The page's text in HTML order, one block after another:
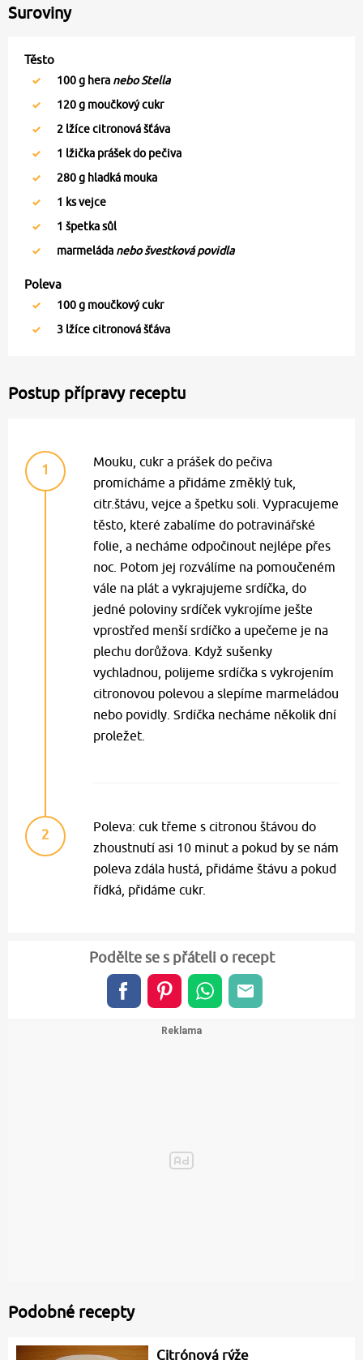
Suroviny
Těsto
100g hera nebo Stella
120g moučkový cukr
2 lžíce citronová šťáva
1 lžička prášek do pečiva
280g hladká mouka
1 ks vejce
1 špetka sůl
marmeláda nebo švestková povidla
Poleva
100g moučkový cukr
3 lžíce citronová šťáva
Postup přípravy receptu
1
Mouku, cukr a prášek do pečiva
promícháme a přidáme změklý tuk,
citr.štávu, vejce a špetku soli. Vypracujeme
těsto, které zabalíme do potravinářské
folie, a necháme odpočinout nejlépe přes
noc. Potom jej rozválíme na pomoučeném
vále na plát a vykrajujeme srdíčka, do
jedné poloviny srdíček vykrojíme ješte
vprostřed menší srdíčko a upečeme je na
plechu dorůžova. Když sušenky
vychladnou, polijeme srdíčka s vykrojením
citronovou polevou a slepíme marmeládou
nebo povidly. Srdíčka necháme několik dní
proležet.
2
Poleva: cuk třeme s citronou štávou do
zhoustnutí asi 10 minut a pokud by se nám
poleva zdála hustá, přidáme štávu a pokud
řídká, přidáme cukr.
Podělte se s přáteli o recept
Podobné recepty
Citrónová rýže